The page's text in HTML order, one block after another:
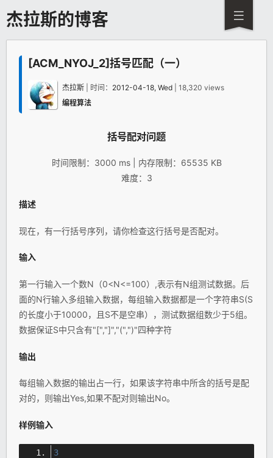
杰拉斯的博客
[ACM_NYOJ_2]括号匹配（一）
杰拉斯 | 时间： 2012-04-18, Wed | 18,320 views
编程算法
括号配对问题
时间限制：3000 ms | 内存限制：65535 KB
难度：3
描述
现在，有一行括号序列，请你检查这行括号是否配对。
输入
第一行输入一个数N（0<N<=100）,表示有N组测试数据。后
面的N行输入多组输入数据，每组输入数据都是一个字符串S(S
的长度小于10000，且S不是空串），测试数据组数少于5组。
数据保证S中只含有"[","]","(",")"四种字符
输出
每组输入数据的输出占一行，如果该字符串中所含的括号是配
对的，则输出Yes,如果不配对则输出No。
样例输入
3